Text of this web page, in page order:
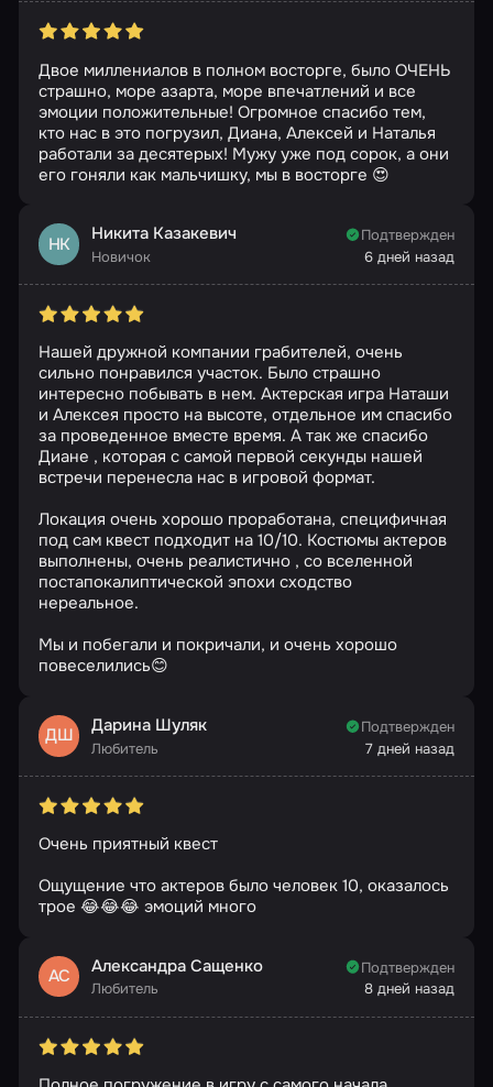
Двое миллениалов в полном восторге, было ОЧЕНЬ
страшно, море азарта, море впечатлений и все
эмоции положительные! Огромное спасибо тем,
кто нас в это погрузил, Диана, Алексей и Наталья
работали за десятерых! Мужу уже под сорок, а они
его гоняли как мальчишку, мы в восторге 😍
НК Никита Казакевич
Новичок
Подтвержден
6 дней назад
Нашей дружной компании грабителей, очень
сильно понравился участок. Было страшно
интересно побывать в нем. Актерская игра Наташи
и Алексея просто на высоте, отдельное им спасибо
за проведенное вместе время. А так же спасибо
Диане , которая с самой первой секунды нашей
встречи перенесла нас в игровой формат.
Локация очень хорошо проработана, специфичная
под сам квест подходит на 10/10. Костюмы актеров
выполнены, очень реалистично , со вселенной
постапокалиптической эпохи сходство
нереальное.
Мы и побегали и покричали, и очень хорошо
повеселились😊
ДШ Дарина Шуляк
Любитель
Подтвержден
7 дней назад
Очень приятный квест
Ощущение что актеров было человек 10, оказалось
трое 😂😂😂 эмоций много
АС Александра Сащенко
Любитель
Подтвержден
8 дней назад